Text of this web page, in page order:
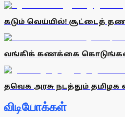
கடும் வெய்யில்! சூட்டைத்
வங்கிக் கணக்கை
தவெக அரசு நடத்தும்
விடியோக்கள்